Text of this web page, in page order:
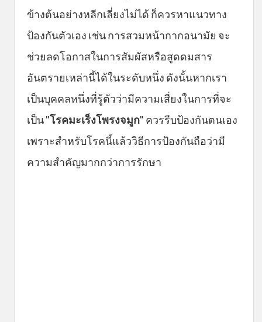
ข้างต้นอย่างหลีกเลี่ยงไม่ได้ ก็ควรหาแนวทาง
ป้องกันตัวเอง เช่น การสวมหน้ากากอนามัย จะ
ช่วยลดโอกาสในการสัมผัสหรือสูดดมสาร
อันตรายเหล่านี้ได้ในระดับหนึ่ง ดังนั้นหากเรา
เป็นบุคคลหนึ่งที่รู้ตัวว่ามีความเสี่ยงในการที่จะ
เป็น "โรคมะเร็งโพรงจมูก" ควรรีบป้องกันตนเอง
เพราะสำหรับโรคนี้แล้ววิธีการป้องกันถือว่ามี
ความสำคัญมากกว่าการรักษา